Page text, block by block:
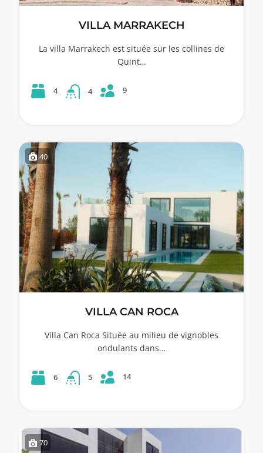
VILLA MARRAKECH
La villa Marrakech est située sur les collines de
Quint…
4 4 9
40
VILLA CAN ROCA
Villa Can Roca Située au milieu de vignobles
ondulants dans…
6 5 14
70